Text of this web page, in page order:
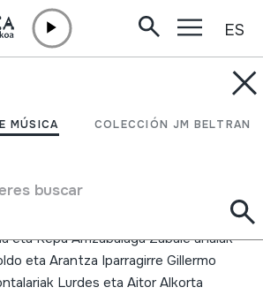
MÚSICA COLECCIÓN JM BELTRAN
buscar
ES
BERRIEN
eta Kepa Arrizabalaga Zabale anaiak
eta Arantza Iparragirre Gillermo
Lurdes eta Aitor Alkorta